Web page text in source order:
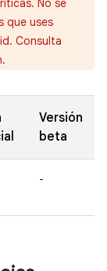
No se
que uses
Consulta
Versión
beta
-